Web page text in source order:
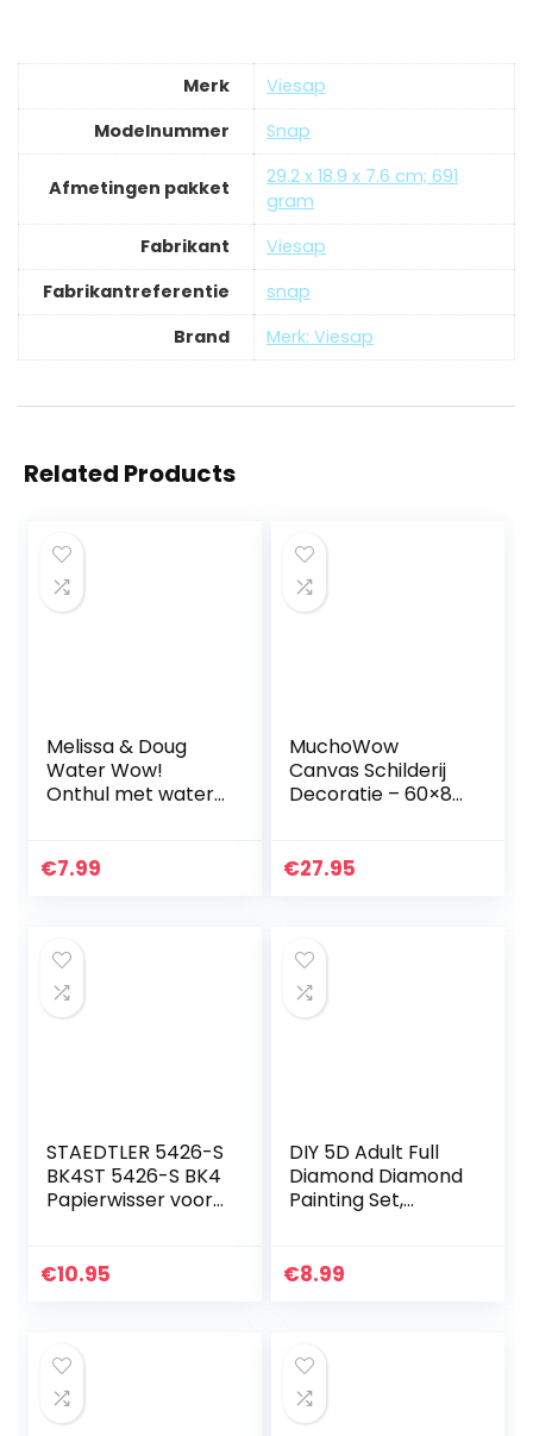
Merk
‎Viesap
Modelnummer
‎Snap
Afmetingen pakket
‎29.2 x 18.9 x 7.6 cm; 691
gram
Fabrikant
‎Viesap
Fabrikantreferentie
‎snap
Brand
Merk: Viesap
Related Products
Melissa & Doug
Water Wow!
Onthul met water
book, Reisspel,
€7.99
MuchoWow
Canvas Schilderij
Decoratie – 60×80
Johannes
€27.95
STAEDTLER 5426-S
BK4ST 5426-S BK4
Papierwisser voor
puntig met
€10.95
DIY 5D Adult Full
Diamond Diamond
Painting Set,
Diamond
€8.99